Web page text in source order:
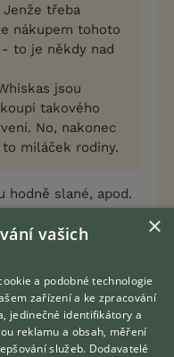
třeba
nákupem tohoto
to je někdy nad
jsou
takového
No, nakonec
miláček rodiny.
hodně slané, apod.
co jsme kupovali
vyděsila. A pak
pytlíček chtějí
×
vašich
a podobné technologie
zařízení a ke zpracování
jedinečné identifikátory a
reklamu a obsah, měření
služeb. Dodavatelé